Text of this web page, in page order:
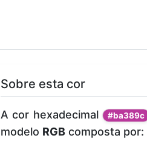
Sobre esta cor
A cor hexadecimal #ba389c
modelo RGB composta por: